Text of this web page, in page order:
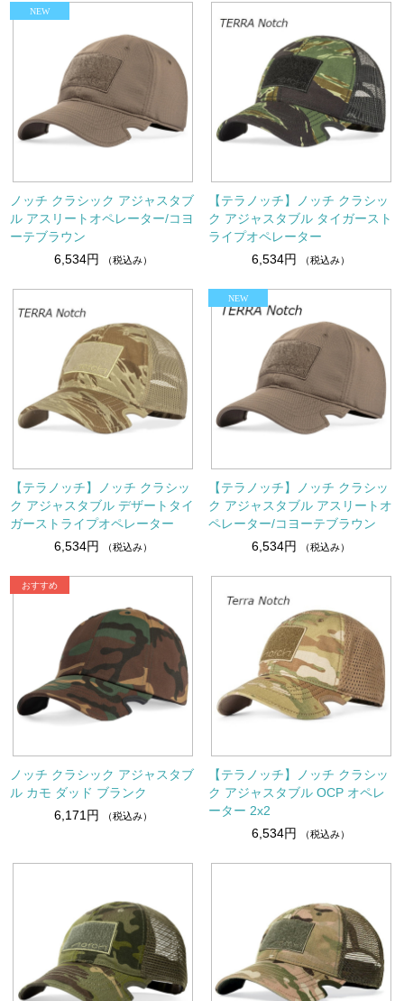
ノッチ クラシック アジャスタブ
ル アスリートオペレーター/コヨ
ーテブラウン
6,534円
（税込み）
【テラノッチ】ノッチ クラシッ
ク アジャスタブル タイガースト
ライプオペレーター
6,534円
（税込み）
【テラノッチ】ノッチ クラシッ
ク アジャスタブル デザートタイ
ガーストライプオペレーター
6,534円
（税込み）
【テラノッチ】ノッチ クラシッ
ク アジャスタブル アスリートオ
ペレーター/コヨーテブラウン
6,534円
（税込み）
ノッチ クラシック アジャスタブ
ル カモ ダッド ブランク
6,171円
（税込み）
【テラノッチ】ノッチ クラシッ
ク アジャスタブル OCP オペレ
ーター 2x2
6,534円
（税込み）